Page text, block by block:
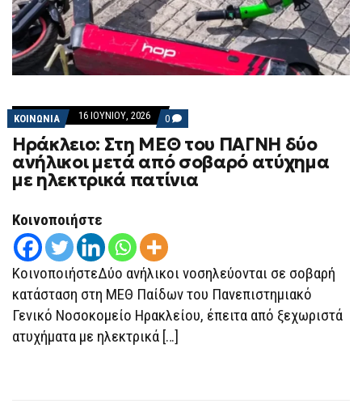
ΚΟΙΝΩΝΙΑ 16 ΙΟΥΝΊΟΥ, 2026 0 COMMENTS
ON
ΗΡΆΚΛΕΙΟ:
ΣΤΗ
ΜΕΘ
ΤΟΥ
ΜΕ
ΗΛΕΚΤΡΙΚΆ
ΠΑΤΊΝΙΑ
Ηράκλειο: Στη ΜΕΘ του ΠΑΓΝΗ δύο
ανήλικοι μετά από σοβαρό ατύχημα
με ηλεκτρικά πατίνια
Κοινοποιήστε
ΚοινοποιήστεΔύο ανήλικοι νοσηλεύονται σε σοβαρή
κατάσταση στη ΜEΘ Παίδων του Πανεπιστημιακό
Γενικό Νοσοκομείο Ηρακλείου, έπειτα από ξεχωριστά
ατυχήματα με ηλεκτρικά […]